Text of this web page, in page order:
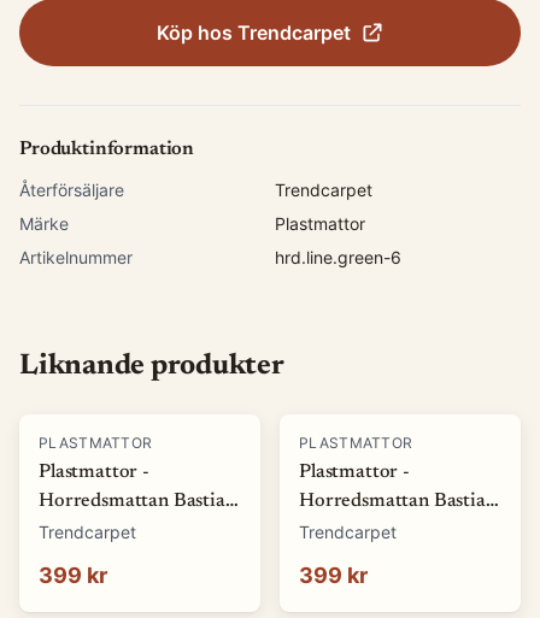
Köp hos Trendcarpet
Produktinformation
Återförsäljare
Trendcarpet
Märke
Plastmattor
Artikelnummer
hrd.line.green-6
Liknande produkter
PLASTMATTOR
Plastmattor -
Horredsmattan Bastian
(grön) (Storlek: 70 x 50
Trendcarpet
399 kr
PLASTMATTOR
Plastmattor -
Horredsmattan Bastian
(röd) (Storlek: 70 x 50
Trendcarpet
399 kr